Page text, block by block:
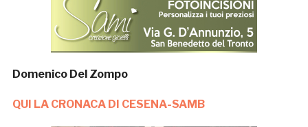
Domenico Del Zompo
QUI LA CRONACA DI CESENA-SAMB